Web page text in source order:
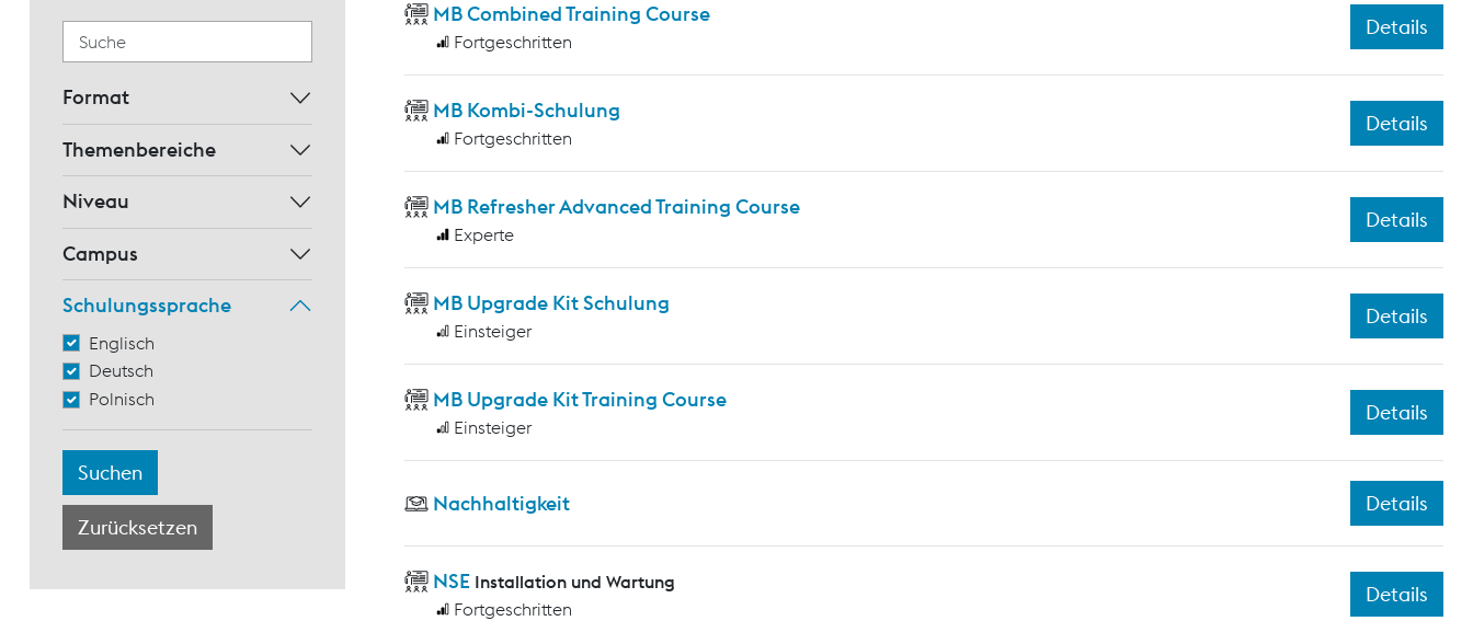
Format
Themenbereiche
Niveau
Campus
Schulungssprache
Englisch
Deutsch
Polnisch
MB Combined Training Course
Fortgeschritten
Details
MB Kombi-Schulung
Fortgeschritten
Details
MB Refresher Advanced Training Course
Experte
Details
MB Upgrade Kit Schulung
Einsteiger
Details
MB Upgrade Kit Training Course
Einsteiger
Details
Nachhaltigkeit Details
NSE Installation und Wartung
Fortgeschritten
Details